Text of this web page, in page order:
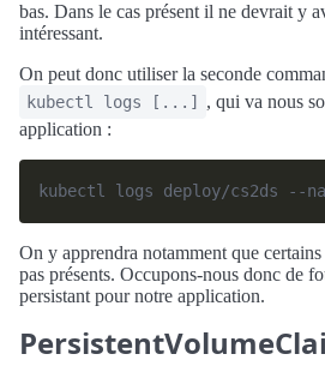
bas. Dans le cas présent il ne devrait y
intéressant.
On peut donc utiliser la seconde
kubectl logs [...]
, qui va nous
application :
On y apprendra notamment que
pas présents. Occupons-nous donc de
persistant pour notre application.